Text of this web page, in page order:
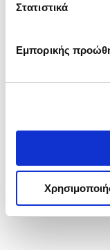
Στατιστικά
Εμπορικής